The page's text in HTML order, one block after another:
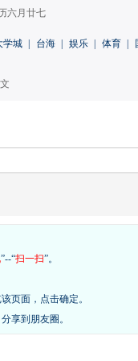
六月廿七
学城 台海 娱乐 体育
”--“扫一扫”。
页面，点击确定。
享到朋友圈。